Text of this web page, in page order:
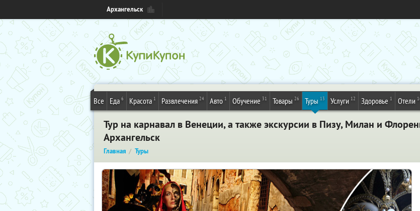
Архангельск
Все Еда 6 Красота 1 Развлечения 24 Авто 1 Обучение 31 Товары 26 Туры 13 Услуги 12 Здоровье 1 Отели
Тур на карнавал в Венеции, а также экскурсии в Пизу, Милан и
Архангельск
Главная Туры